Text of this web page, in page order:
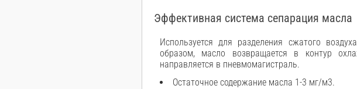
Эффективная система сепарация масла
Используется для разделения сжатого
образом, масло возвращается в контур
направляется в пневмомагистраль.
Остаточное содержание масла 1-3 мг/м3.